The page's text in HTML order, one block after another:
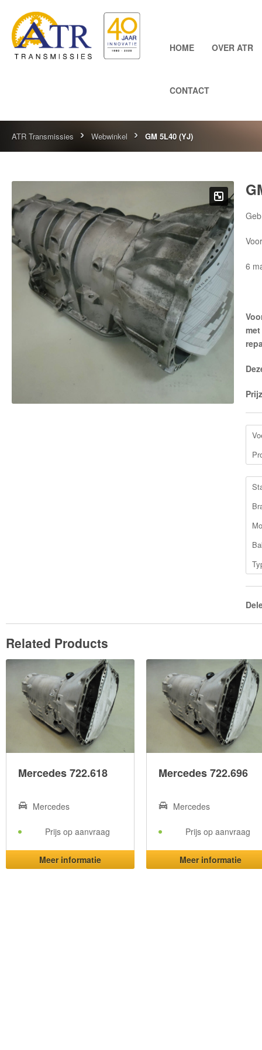
HOME OVER ATR
CONTACT
ATR Transmissies Webwinkel GM 5L40 (YJ)
6
Related Products
Mercedes 722.618
Mercedes
Prijs op aanvraag
Meer informatie
Mercedes 722.696
Mercedes
Prijs op aanvraag
Meer informatie